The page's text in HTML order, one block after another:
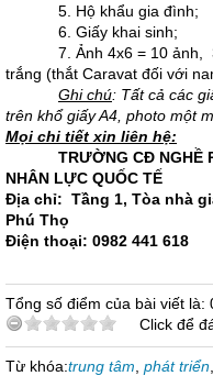
5. Hộ khẩu gia đình;
6. Giấy khai sinh;
7. Ảnh 4x6 = 10 ảnh,
trắng (thắt Caravat đối với
Ghi chú: Tất cả các
trên khổ giấy A4, photo một
Mọi chi tiết xin liên hệ:
TRƯỜNG CĐ NGHỀ
NHÂN LỰC QUỐC TẾ
Địa chỉ: Tầng 1, Tòa nhà
Phú Thọ
Điện thoại: 0982 441 618
Tổng số điểm của bài viết là:
Click để
Từ khóa:trung tâm phát triển